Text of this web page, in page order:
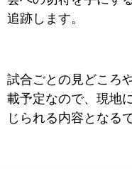
追跡します。
試合ごとの見どころ
載予定なので、現地
じられる内容となる